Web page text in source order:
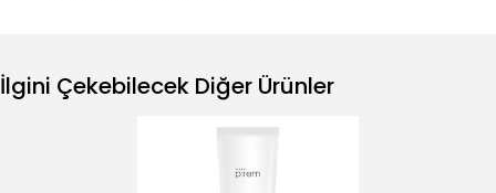
İlgini Çekebilecek Diğer Ürünler